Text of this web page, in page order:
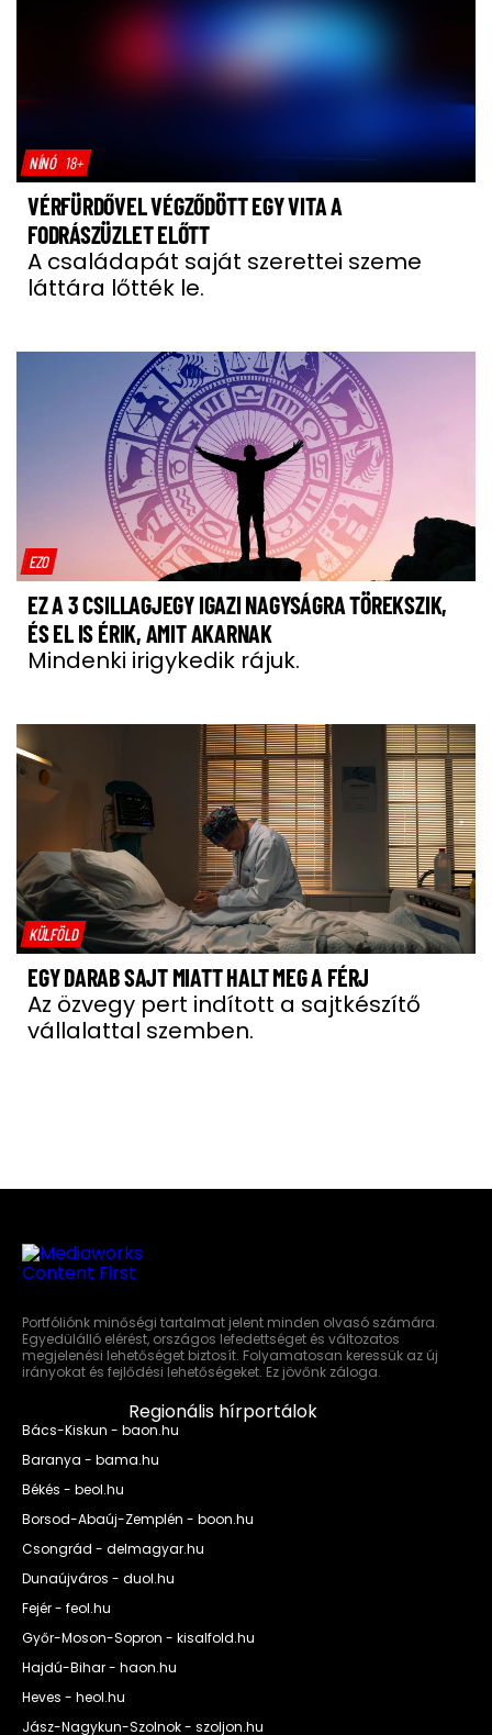
NÍNÓ 18+
VÉRFÜRDŐVEL VÉGZŐDÖTT EGY VITA A
FODRÁSZÜZLET ELŐTT
A családapát saját szerettei szeme
láttára lőtték le.
EZO
EZ A 3 CSILLAGJEGY IGAZI NAGYSÁGRA TÖREKSZIK,
ÉS EL IS ÉRIK, AMIT AKARNAK
Mindenki irigykedik rájuk.
KÜLFÖLD
EGY DARAB SAJT MIATT HALT MEG A FÉRJ
Az özvegy pert indított a sajtkészítő
vállalattal szemben.
Portfóliónk minőségi tartalmat jelent minden olvasó számára.
Egyedülálló elérést, országos lefedettséget és változatos
megjelenési lehetőséget biztosít. Folyamatosan keressük az új
irányokat és fejlődési lehetőségeket. Ez jövőnk záloga.
Regionális hírportálok
Bács-Kiskun - baon.hu
Baranya - bama.hu
Békés - beol.hu
Borsod-Abaúj-Zemplén - boon.hu
Csongrád - delmagyar.hu
Dunaújváros - duol.hu
Fejér - feol.hu
Győr-Moson-Sopron - kisalfold.hu
Hajdú-Bihar - haon.hu
Heves - heol.hu
Jász-Nagykun-Szolnok - szoljon.hu